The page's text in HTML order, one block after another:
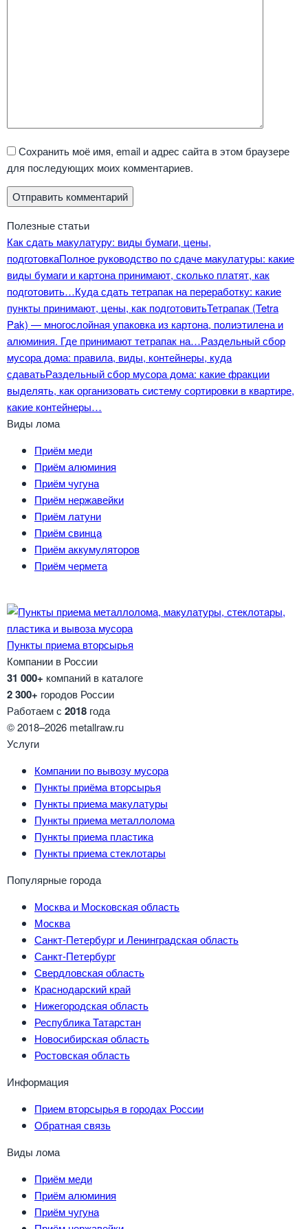
Сохранить моё имя, email и адрес сайта в этом браузере
для последующих моих комментариев.
Полезные статьи
Как сдать макулатуру: виды бумаги, цены,
подготовкаПолное руководство по сдаче макулатуры: какие
виды бумаги и картона принимают, сколько платят, как
подготовить…Куда сдать тетрапак на переработку: какие
пункты принимают, цены, как подготовитьТетрапак (Tetra
Pak) — многослойная упаковка из картона, полиэтилена и
алюминия. Где принимают тетрапак на…Раздельный сбор
мусора дома: правила, виды, контейнеры, куда
сдаватьРаздельный сбор мусора дома: какие фракции
выделять, как организовать систему сортировки в квартире,
какие контейнеры…
Виды лома
Приём меди
Приём алюминия
Приём чугуна
Приём нержавейки
Приём латуни
Приём свинца
Приём аккумуляторов
Приём чермета
Пункты приема вторсырья
Компании в России
31 000+ компаний в каталоге
2 300+ городов России
Работаем с 2018 года
© 2018–2026 metallraw.ru
Услуги
Компании по вывозу мусора
Пункты приёма вторсырья
Пункты приема макулатуры
Пункты приема металлолома
Пункты приема пластика
Пункты приема стеклотары
Популярные города
Москва и Московская область
Москва
Санкт-Петербург и Ленинградская область
Санкт-Петербург
Свердловская область
Краснодарский край
Нижегородская область
Республика Татарстан
Новосибирская область
Ростовская область
Информация
Прием вторсырья в городах России
Обратная связь
Виды лома
Приём меди
Приём алюминия
Приём чугуна